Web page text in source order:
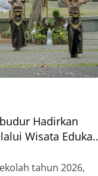
Hadirkan
Wisata
tahun 2026,